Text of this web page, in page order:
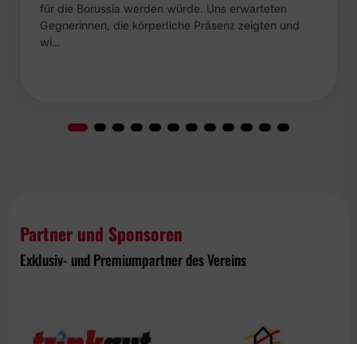
für die Borussia werden würde. Uns erwarteten
Gegnerinnen, die körperliche Präsenz zeigten und
wi…
Partner und Sponsoren
Exklusiv- und Premiumpartner des Vereins